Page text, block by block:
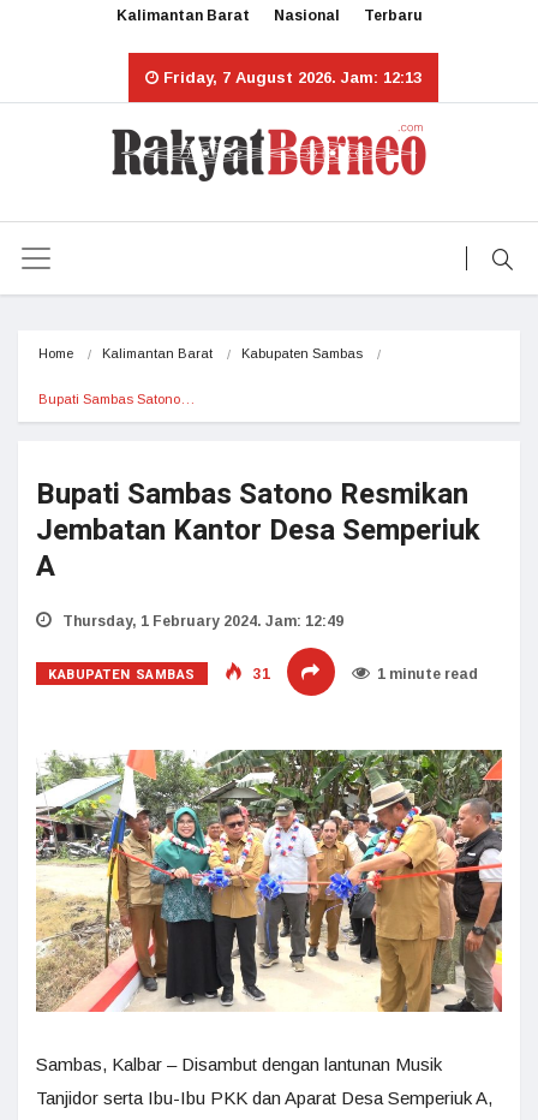
Kalimantan Barat Nasional Terbaru
Friday, 7 August 2026. Jam: 12:13
Home Kalimantan Barat Kabupaten Sambas
Bupati Sambas Satono…
Bupati Sambas Satono Resmikan
Jembatan Kantor Desa Semperiuk
A
Thursday, 1 February 2024. Jam: 12:49
KABUPATEN SAMBAS 31 1 minute read
Sambas, Kalbar – Disambut dengan lantunan Musik
Tanjidor serta Ibu-Ibu PKK dan Aparat Desa Semperiuk A,